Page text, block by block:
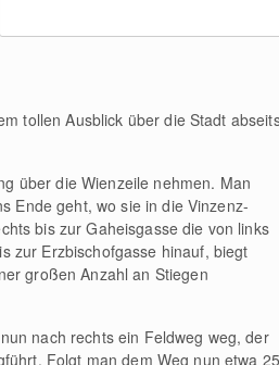
tollen Ausblick über die Stadt
über die Wienzeile nehmen. Man
Ende geht, wo sie in die Vinzenz-
bis zur Gaheisgasse die von links
zur Erzbischofgasse hinauf, biegt
großen Anzahl an Stiegen
nach rechts ein Feldweg weg, der
Folgt man dem Weg nun etwa